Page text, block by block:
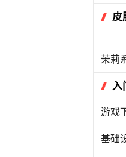
皮
茉莉
入
游戏
基础